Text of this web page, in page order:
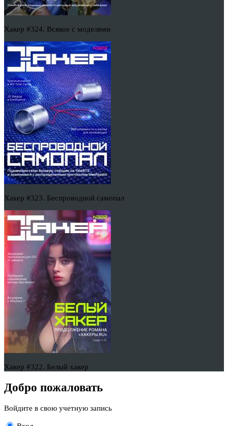
Хакер #324. Всякое с моделями
Хакер #323. Беспроводной самопал
Хакер #322. Белый хакер
Добро пожаловать
Войдите в свою учетную запись